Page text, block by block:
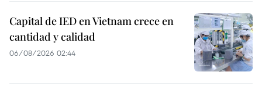
Capital de IED en Vietnam crece en
cantidad y calidad
06/08/2026 02:44